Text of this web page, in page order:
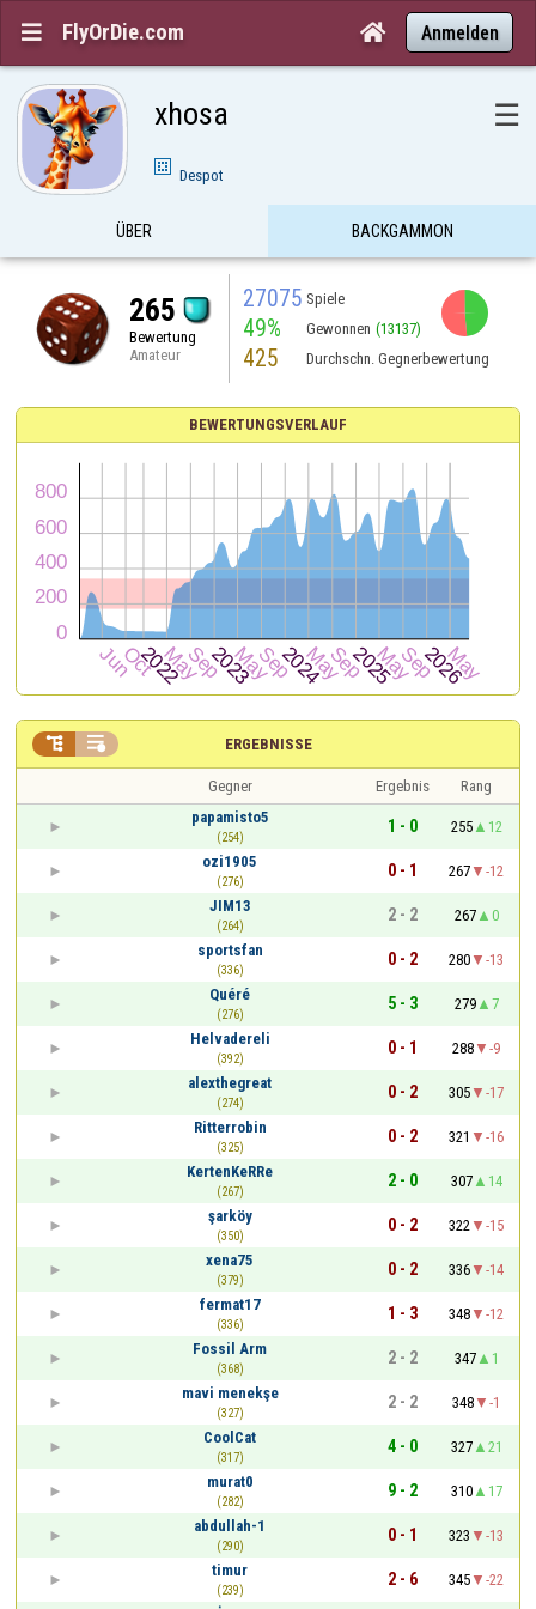
 FlyOrDie.com  Anmelden
xhosa ☰
Despot
ÜBER BACKGAMMON
265
Bewertung
Amateur
27075 Spiele
49% Gewonnen (13137)
425 Durchschn. Gegnerbewertung
BEWERTUNGSVERLAUF
ERGEBNISSE
 
Gegner Ergebnis
Rang
papamisto5
(254)
1 - 0 255
12
ozi1905
(276)
0 - 1 267
-12
JIM13
(264)
2 - 2 267
0
sportsfan
(336)
0 - 2 280
-13
Quéré
(276)
5 - 3 279
7
Helvadereli
(392)
0 - 1 288
-9
alexthegreat
(274)
0 - 2 305
-17
Ritterrobin
(325)
0 - 2 321
-16
KertenKeRRe
(267)
2 - 0 307
14
şarköy
(350)
0 - 2 322
-15
xena75
(379)
0 - 2 336
-14
fermat17
(336)
1 - 3 348
-12
Fossil Arm
(368)
2 - 2 347
1
mavi menekşe
(327)
2 - 2 348
-1
CoolCat
(317)
4 - 0 327
21
murat0
(282)
9 - 2 310
17
abdullah-1
(290)
0 - 1 323
-13
timur
(239)
2 - 6 345
-22